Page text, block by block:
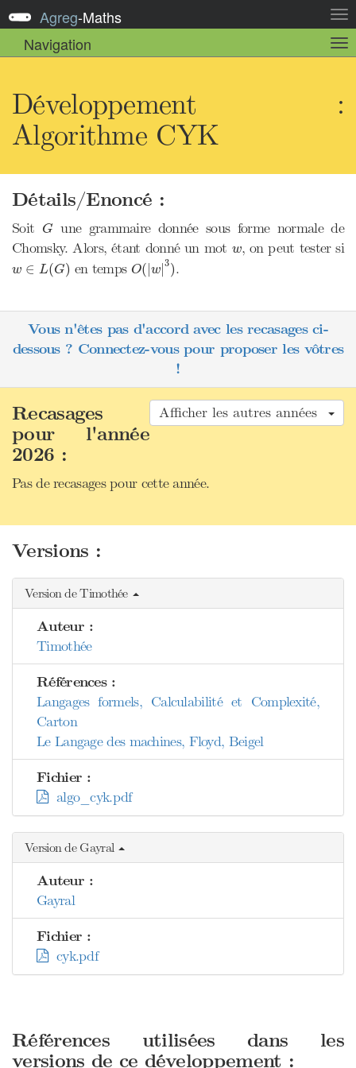
la
Agreg-Maths
Navigation
la
Développement :
Algorithme CYK
Détails/Enoncé :
Soit G
Gune grammaire donnée sous forme normale de
Chomsky. Alors, étant donné un mot w
w, on peut tester si
w ∈ L(G)
∈ L( G) en temps O(|w|3)
(| |3
.
Vous n'êtes pas d'accord avec les recasages ci-
dessous ? Connectez-vous pour proposer les vôtres
!
Afficher les autres années
Recasages
pour l'année
2026 :
Pas de recasages pour cette année.
Versions :
Version de Timothée
Auteur :
Timothée
Références :
Langages formels, Calculabilité et Complexité,
Carton
Le Langage des machines, Floyd, Beigel
Fichier :
algo_cyk.pdf
Version de Gayral
Auteur :
Gayral
Fichier :
cyk.pdf
Références utilisées dans les
versions de ce développement :